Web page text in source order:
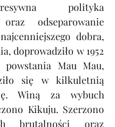
polityka
odseparowanie
dobra,
doprowadziło w 1952
Mau Mau,
się w kilkuletnią
Winą za wybuch
Kikuju. Szerzono
oraz